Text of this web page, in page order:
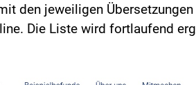
den jeweiligen Übersetzungen
Die Liste wird fortlaufend